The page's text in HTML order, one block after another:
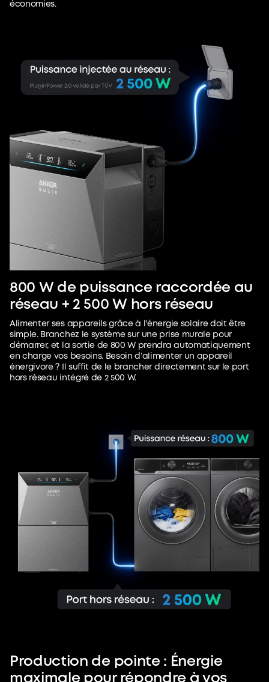
économies.
800 W de puissance raccordée au
réseau + 2 500 W hors réseau
Alimenter ses appareils grâce à l'énergie solaire doit être
simple. Branchez le système sur une prise murale pour
démarrer, et la sortie de 800 W prendra automatiquement
en charge vos besoins. Besoin d’alimenter un appareil
énergivore ? Il suffit de le brancher directement sur le port
hors réseau intégré de 2 500 W.
Production de pointe : Énergie
maximale pour répondre à vos